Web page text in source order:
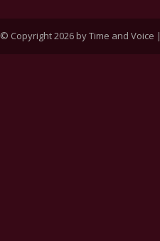
© Copyright 2026 by Time and Voice |